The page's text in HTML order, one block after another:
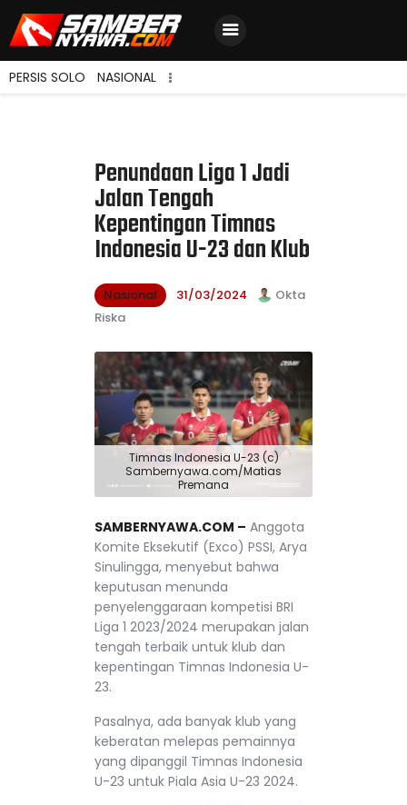
PERSIS SOLO NASIONAL
Jadwal & Hasil
Klasemen
Penundaan Liga 1 Jadi
Jalan Tengah
Kepentingan Timnas
Indonesia U-23 dan Klub
Nasional 31/03/2024
Okta
Riska
Timnas Indonesia U-23 (c)
Sambernyawa.com/Matias
Premana
SAMBERNYAWA.COM – Anggota
Komite Eksekutif (Exco) PSSI, Arya
Sinulingga, menyebut bahwa
keputusan menunda
penyelenggaraan kompetisi BRI
Liga 1 2023/2024 merupakan jalan
tengah terbaik untuk klub dan
kepentingan Timnas Indonesia U-
23.
Pasalnya, ada banyak klub yang
keberatan melepas pemainnya
yang dipanggil Timnas Indonesia
U-23 untuk Piala Asia U-23 2024.